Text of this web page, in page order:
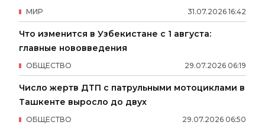
31.07.2026 16:42
МИР
Что изменится в Узбекистане с 1 августа:
главные нововведения
29.07.2026 06:19
ОБЩЕСТВО
Число жертв ДТП с патрульными мотоциклами в
Ташкенте выросло до двух
29.07.2026 06:50
ОБЩЕСТВО